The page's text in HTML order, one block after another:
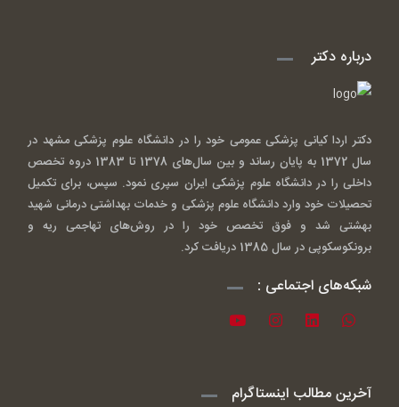
درباره دکتر
دکتر اردا کیانی پزشکی عمومی خود را در دانشگاه علوم پزشکی مشهد در
سال 1372 به پایان رساند و بین سال‌های 1378 تا 1383 دروه تخصص
داخلی را در دانشگاه علوم پزشکی ایران سپری نمود. سپس، برای تکمیل
تحصیلات خود وارد دانشگاه علوم پزشکی و خدمات بهداشتی درمانی شهید
بهشتی شد و فوق تخصص خود را در روش‌های تهاجمی ریه و
برونکوسکوپی در سال 1385 دریافت کرد.
شبکه‌های اجتماعی :
آخرین مطالب اینستاگرام